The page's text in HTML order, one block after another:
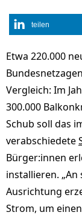
teilen
Etwa 220.000
Vergleich: Im
300.000
Schub soll das
verabschiedete
Bürger:innen
installieren.
Ausrichtung
Strom, um